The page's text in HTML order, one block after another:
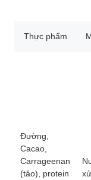
Thực phẩm
Đường,
Cacao,
Carrageenan
(tảo), protein